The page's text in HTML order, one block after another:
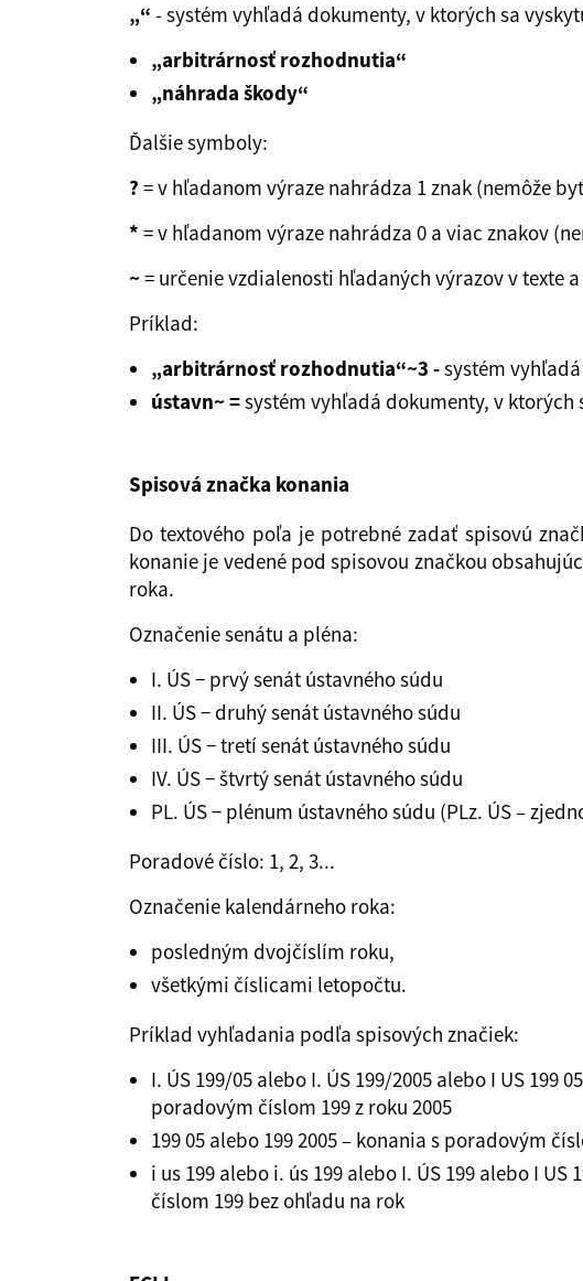
„“ - systém vyhľadá dokumenty, v ktorých sa
„arbitrárnosť rozhodnutia“
„náhrada škody“
Ďalšie symboly:
? = v hľadanom výraze nahrádza 1 znak (nemôže
* = v hľadanom výraze nahrádza 0 a viac znakov
~= určenie vzdialenosti hľadaných výrazov v texte
Príklad:
„arbitrárnosť rozhodnutia“~3 -systém
ústavn~ =systém vyhľadá dokumenty, v
Spisová značka konania
Do textového poľa je potrebné zadať spisovú
konanie je vedené pod spisovou značkou
roka.
Označenie senátu a pléna:
I. ÚS − prvý senát ústavného súdu
II. ÚS − druhý senát ústavného súdu
III. ÚS − tretí senát ústavného súdu
IV. ÚS − štvrtý senát ústavného súdu
PL. ÚS − plénum ústavného súdu (PLz. ÚS –
Poradové číslo: 1, 2, 3...
Označenie kalendárneho roka:
posledným dvojčíslím roku,
všetkými číslicami letopočtu.
Príklad vyhľadania podľa spisových značiek:
I. ÚS 199/05 alebo I. ÚS 199/2005 alebo I US
poradovým číslom 199 z roku 2005
199 05 alebo 199 2005 – konania s poradovým
i us 199 alebo i. ús 199 alebo I. ÚS 199 alebo I
číslom 199 bez ohľadu na rok